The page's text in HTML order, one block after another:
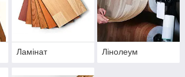
Ламінат Лінолеум